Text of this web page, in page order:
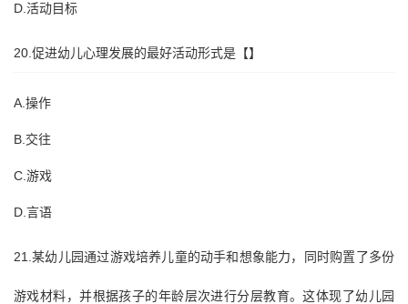
D.活动目标
20.促进幼儿心理发展的最好活动形式是【】
A.操作
B.交往
C.游戏
D.言语
21.某幼儿园通过游戏培养儿童的动手和想象能力，同时购置了多份
游戏材料，并根据孩子的年龄层次进行分层教育。这体现了幼儿园